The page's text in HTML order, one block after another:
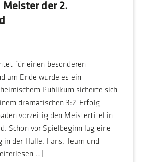
der 2.
für einen besonderen
am Ende wurde es ein
Publikum sicherte sich
dramatischen 3:2-Erfolg
vorzeitig den Meistertitel in
Schon vor Spielbeginn lag eine
in der Halle. Fans, Team und
…]